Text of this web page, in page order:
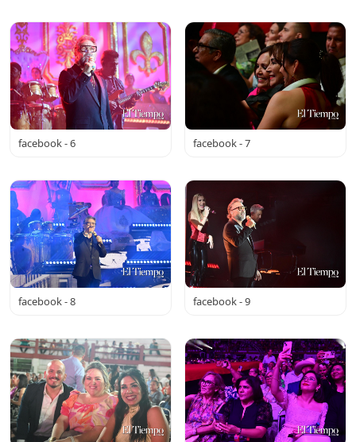
facebook - 6 facebook - 7
facebook - 8 facebook - 9